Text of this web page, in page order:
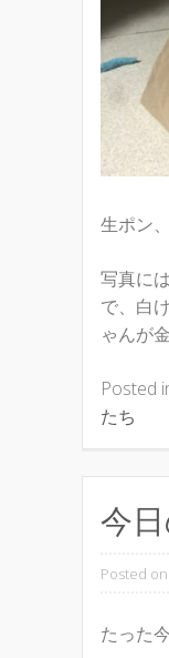
生ポン
写真に
で、白
ゃんが
Posted
たち
今
Posted on
たった